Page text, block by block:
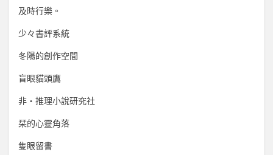
及時行樂。
少々書評系統
冬陽的創作空間
盲眼貓頭鷹
非‧推理小說研究社
栞的心靈角落
隻眼留書